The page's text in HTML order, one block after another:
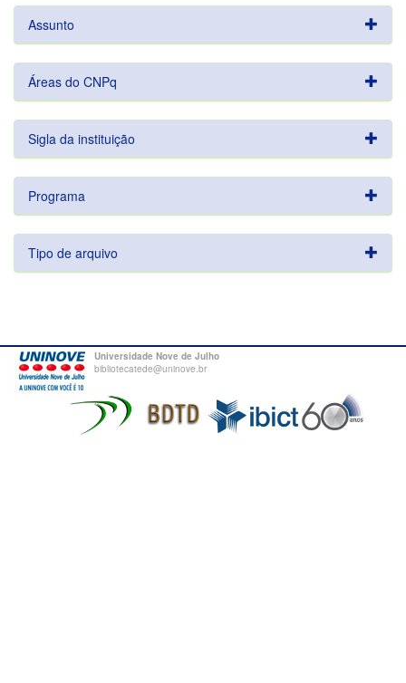
Assunto
Áreas do CNPq
Sigla da instituição
Programa
Tipo de arquivo
Universidade Nove de Julho
bibliotecatede@uninove.br